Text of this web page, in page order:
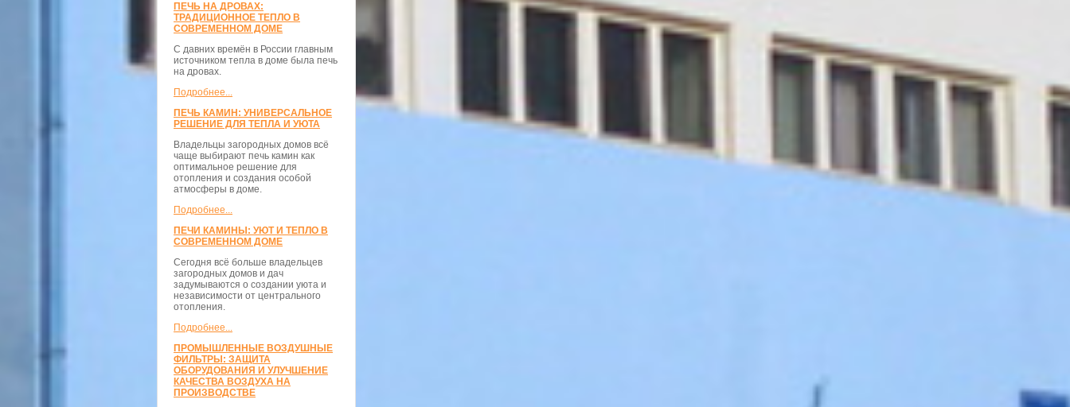
ПЕЧЬ НА ДРОВАХ:
ТРАДИЦИОННОЕ ТЕПЛО В
СОВРЕМЕННОМ ДОМЕ
С давних времён в России главным
источником тепла в доме была печь
на дровах.
Подробнее...
ПЕЧЬ КАМИН: УНИВЕРСАЛЬНОЕ
РЕШЕНИЕ ДЛЯ ТЕПЛА И УЮТА
Владельцы загородных домов всё
чаще выбирают печь камин как
оптимальное решение для
отопления и создания особой
атмосферы в доме.
Подробнее...
ПЕЧИ КАМИНЫ: УЮТ И ТЕПЛО В
СОВРЕМЕННОМ ДОМЕ
Сегодня всё больше владельцев
загородных домов и дач
задумываются о создании уюта и
независимости от центрального
отопления.
Подробнее...
ПРОМЫШЛЕННЫЕ ВОЗДУШНЫЕ
ФИЛЬТРЫ: ЗАЩИТА
ОБОРУДОВАНИЯ И УЛУЧШЕНИЕ
КАЧЕСТВА ВОЗДУХА НА
ПРОИЗВОДСТВЕ